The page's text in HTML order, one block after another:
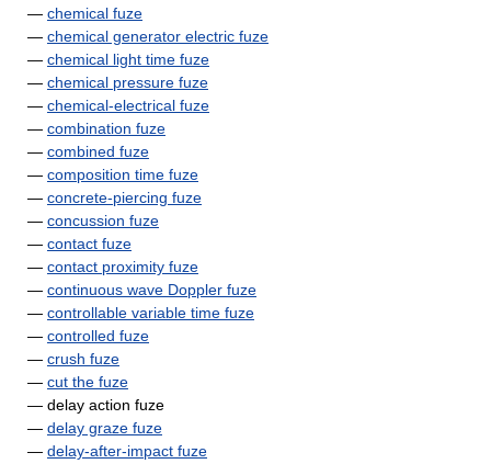
— chemical fuze
— chemical generator electric fuze
— chemical light time fuze
— chemical pressure fuze
— chemical-electrical fuze
— combination fuze
— combined fuze
— composition time fuze
— concrete-piercing fuze
— concussion fuze
— contact fuze
— contact proximity fuze
— continuous wave Doppler fuze
— controllable variable time fuze
— controlled fuze
— crush fuze
— cut the fuze
— delay action fuze
— delay graze fuze
— delay-after-impact fuze